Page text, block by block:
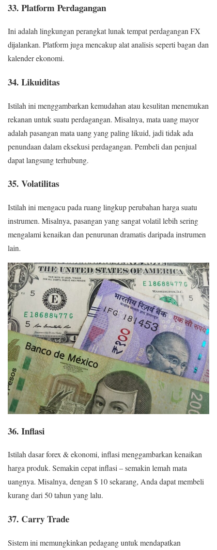
33. Platform Perdagangan
Ini adalah lingkungan perangkat lunak tempat perdagangan FX
dijalankan. Platform juga mencakup alat analisis seperti bagan dan
kalender ekonomi.
34. Likuiditas
Istilah ini menggambarkan kemudahan atau kesulitan menemukan
rekanan untuk suatu perdagangan. Misalnya, mata uang mayor
adalah pasangan mata uang yang paling likuid, jadi tidak ada
penundaan dalam eksekusi perdagangan. Pembeli dan penjual
dapat langsung terhubung.
35. Volatilitas
Istilah ini mengacu pada ruang lingkup perubahan harga suatu
instrumen. Misalnya, pasangan yang sangat volatil lebih sering
mengalami kenaikan dan penurunan dramatis daripada instrumen
lain.
36. Inflasi
Istilah dasar forex & ekonomi, inflasi menggambarkan kenaikan
harga produk. Semakin cepat inflasi – semakin lemah mata
uangnya. Misalnya, dengan $ 10 sekarang, Anda dapat membeli
kurang dari 50 tahun yang lalu.
37. Carry Trade
Sistem ini memungkinkan pedagang untuk mendapatkan